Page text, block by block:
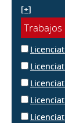
[+]
Trabajos